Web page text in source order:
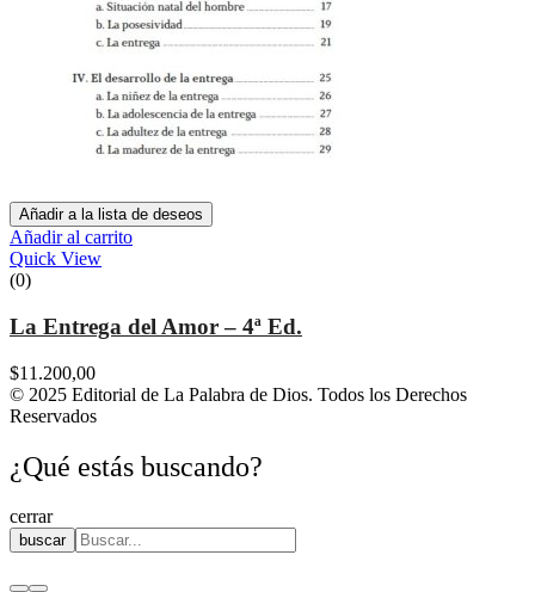
Añadir a la lista de deseos
Añadir al carrito
Quick View
(0)
La Entrega del Amor – 4ª Ed.
$11.200,00
© 2025 Editorial de La Palabra de Dios. Todos los Derechos
Reservados
¿Qué estás buscando?
cerrar
buscar